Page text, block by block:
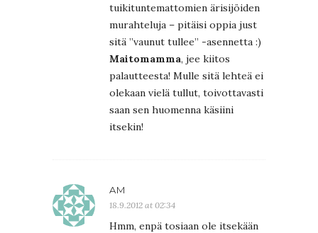
tuikituntemattomien ärisijöiden
murahteluja – pitäisi oppia just
sitä ”vaunut tullee” -asennetta :)
Maitomamma, jee kiitos
palautteesta! Mulle sitä lehteä ei
olekaan vielä tullut, toivottavasti
saan sen huomenna käsiini
itsekin!
AM
18.9.2012 at 02:34
Hmm, enpä tosiaan ole itsekään